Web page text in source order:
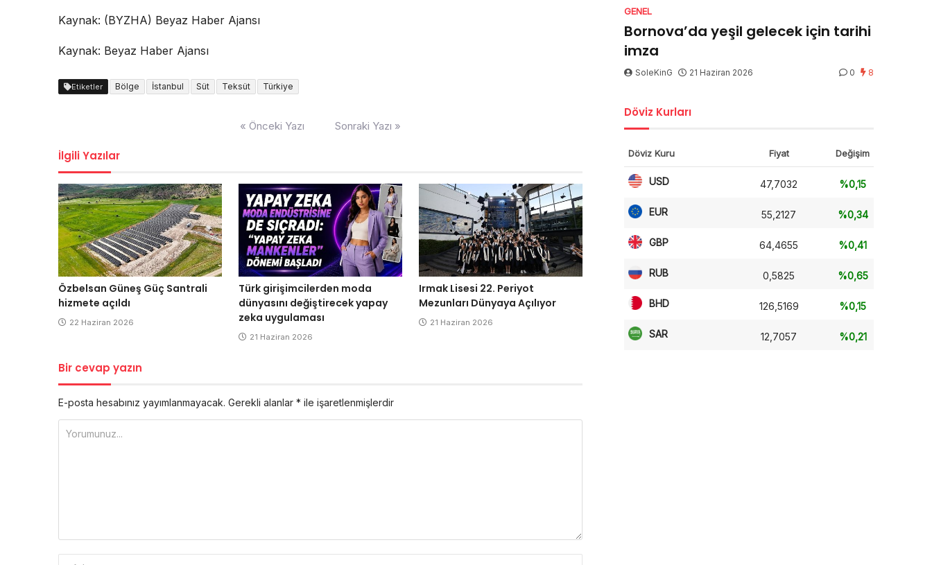
Kaynak: (BYZHA) Beyaz Haber Ajansı
Kaynak: Beyaz Haber Ajansı
Etiketler Bölge İstanbul Süt Teksüt Türkiye
« Önceki Yazı Sonraki Yazı »
İlgili Yazılar
Özbelsan Güneş Güç Santrali
hizmete açıldı
22 Haziran 2026
Türk girişimcilerden moda
dünyasını değiştirecek yapay
zeka uygulaması
21 Haziran 2026
Irmak Lisesi 22. Periyot
Mezunları Dünyaya Açılıyor
21 Haziran 2026
Bir cevap yazın
E-posta hesabınız yayımlanmayacak. Gerekli alanlar * ile işaretlenmişlerdir
GENEL
Bornova’da yeşil gelecek için tarihi
imza
SoleKinG 21 Haziran 2026 0 8
Döviz Kurları
Döviz Kuru Fiyat Değişim
USD 47,7032 %0,15
EUR 55,2127 %0,34
GBP 64,4655 %0,41
RUB 0,5825 %0,65
BHD 126,5169 %0,15
SAR 12,7057 %0,21